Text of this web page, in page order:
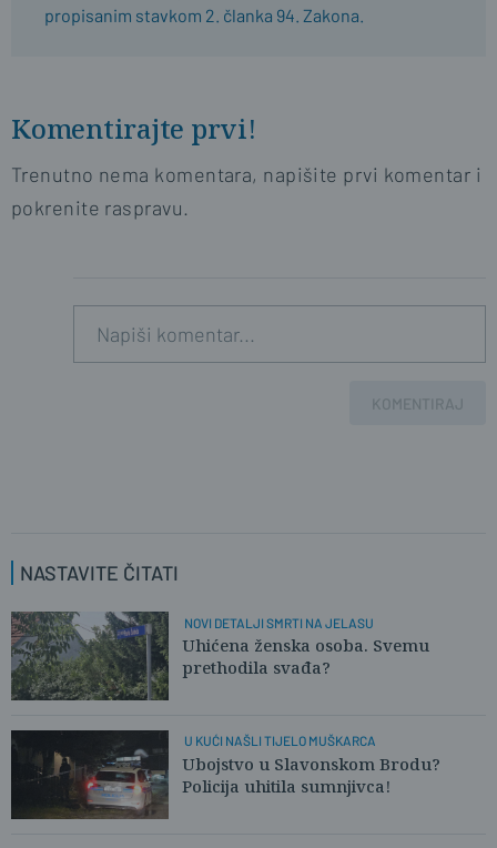
propisanim stavkom 2. članka 94. Zakona.
Komentirajte prvi!
Trenutno nema komentara, napišite prvi komentar i
pokrenite raspravu.
KOMENTIRAJ
NASTAVITE ČITATI
NOVI DETALJI SMRTI NA JELASU
Uhićena ženska osoba. Svemu
prethodila svađa?
U KUĆI NAŠLI TIJELO MUŠKARCA
Ubojstvo u Slavonskom Brodu?
Policija uhitila sumnjivca!